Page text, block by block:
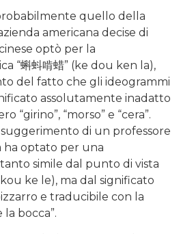
quello della
americana decise di
optò per la
“蝌蚪啃蜡” (ke dou ken la),
del fatto che gli ideogrammi
assolutamente inadatto
“girino”, “morso” e “cera”.
di un professore
ha optato per una
simile dal punto di vista
kou ke le), ma dal significato
e traducibile con la
bocca”.